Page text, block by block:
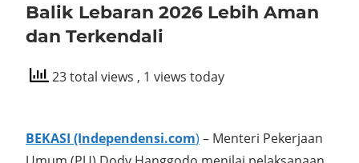
Balik Lebaran 2026 Lebih Aman
dan Terkendali
23 total views , 1 views today
BEKASI (Independensi.com) – Menteri Pekerjaan